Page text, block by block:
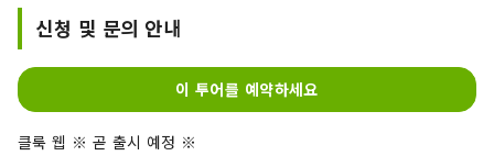
신청 및 문의 안내
이 투어를 예약하세요
클룩 웹 ※ 곧 출시 예정 ※